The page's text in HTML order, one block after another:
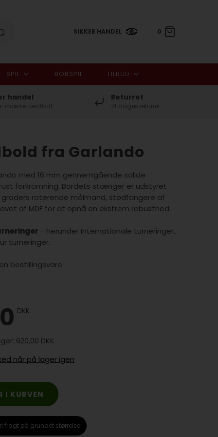
SIKKER HANDEL 0
0,00 DKK
SPIL BOBSPIL TILBUD
handel
mærke certifikat
Returret
14 dages returret
fra Garlando
med 16 mm gennemgående solide
forkromning. Bordets stænger er udstyret
graders roterende målmand, stødfangere af
af MDF for at opnå en ekstrem robusthed.
- herunder Internationale turneringer,
turneringer.
bestillingsvare.
DKK
620,00 DKK
når på lager igen
fragt på grundet størrelse.